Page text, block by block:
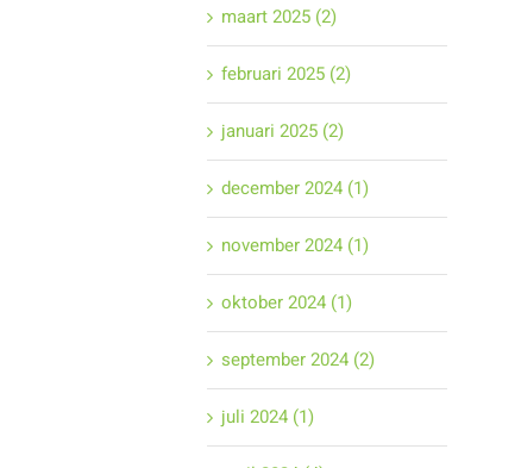
maart 2025 (2)
februari 2025 (2)
januari 2025 (2)
december 2024 (1)
november 2024 (1)
oktober 2024 (1)
september 2024 (2)
juli 2024 (1)